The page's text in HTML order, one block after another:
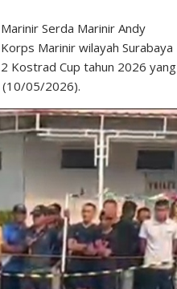
Serda Marinir Andy
Marinir wilayah Surabaya
Kostrad Cup tahun 2026 yang
(10/05/2026).